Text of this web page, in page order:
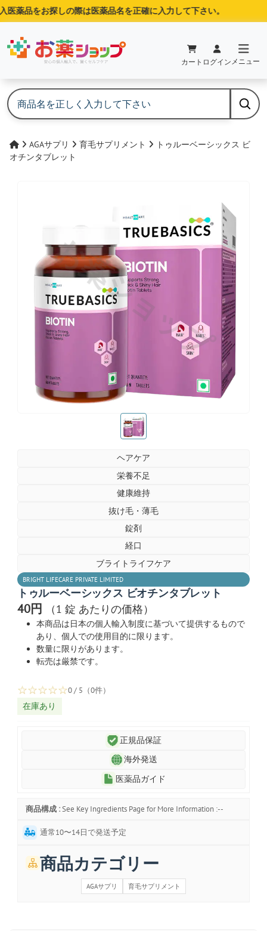
薬品をお探しの際は医薬品名を正確に入力して下さい。
カート ログイン メニュー
AGAサプリ 育毛サプリメント
トゥルーベーシックス ビ
オチンタブレット
お薬ショップ
お薬ショップ
ヘアケア
栄養不足
健康維持
抜け毛・薄毛
錠剤
経口
ブライトライフケア
BRIGHT LIFECARE PRIVATE LIMITED
トゥルーベーシックス ビオチンタブレット
40円 （1 錠 あたりの価格）
本商品は日本の個人輸入制度に基づいて提供するもので
あり、個人での使用目的に限ります。
数量に限りがあります。
転売は厳禁です。
☆☆☆☆☆0 / 5（0件）
在庫あり
正規品保証
海外発送
医薬品ガイド
商品構成 : See Key Ingredients Page for More Information :--
通常10〜14日で発送予定
商品カテゴリー
AGAサプリ 育毛サプリメント